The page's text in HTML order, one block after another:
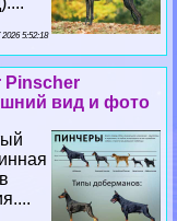
2026 5:52:18
Pinscher
вид и фото